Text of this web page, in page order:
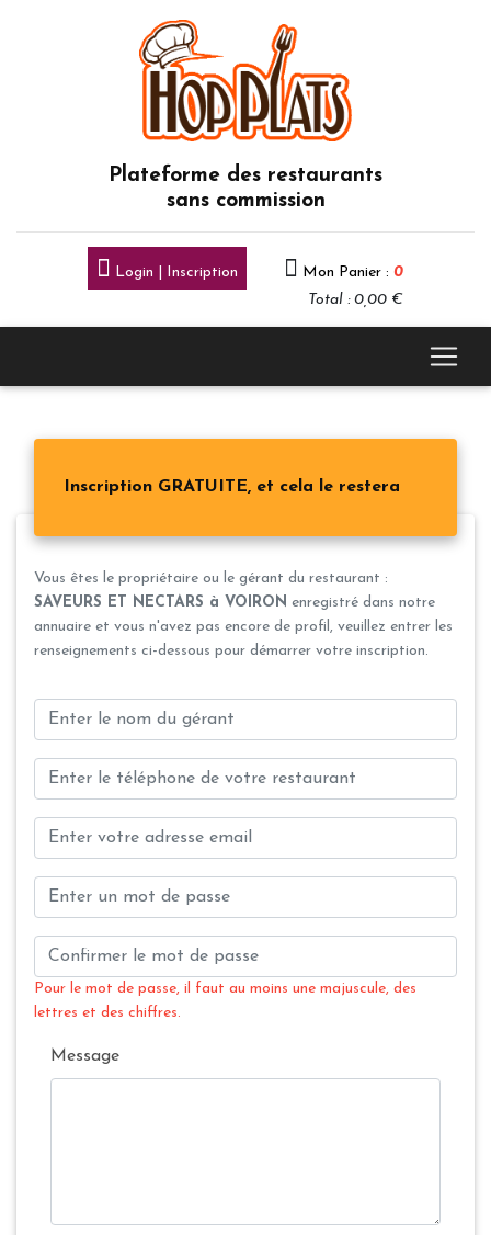
Plateforme des restaurants
sans commission
Login | Inscription Mon Panier : 0
Total : 0,00 €
Inscription GRATUITE, et cela le restera
Vous êtes le propriétaire ou le gérant du restaurant :
SAVEURS ET NECTARS à VOIRON enregistré dans notre
annuaire et vous n'avez pas encore de profil, veuillez entrer les
renseignements ci-dessous pour démarrer votre inscription.
Pour le mot de passe, il faut au moins une majuscule, des
lettres et des chiffres.
Message